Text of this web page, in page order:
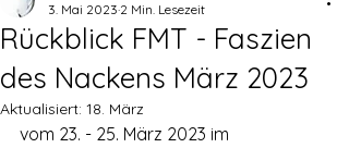
Rückblick FMT - Faszien
des Nackens März 2023
3. Mai 2023 2 Min. Lesezeit
Aktualisiert: 18. März
vom 23. - 25. März 2023 im